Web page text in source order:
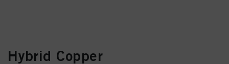
Hybrid Copper